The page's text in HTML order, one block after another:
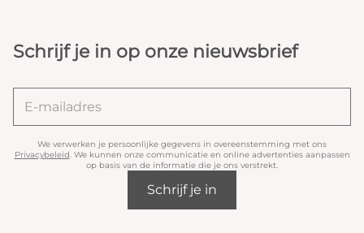
Schrijf je in op onze nieuwsbrief
We verwerken je persoonlijke gegevens in overeenstemming met ons
Privacybeleid. We kunnen onze communicatie en online advertenties aanpassen
op basis van de informatie die je ons verstrekt.
Schrijf je in